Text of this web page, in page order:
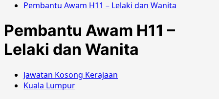
Pembantu Awam H11 – Lelaki dan Wanita
Pembantu Awam H11 –
Lelaki dan Wanita
Jawatan Kosong Kerajaan
Kuala Lumpur